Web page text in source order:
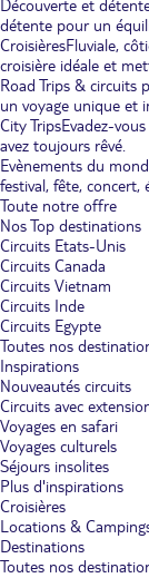
Découverte et
détente pour un
CroisièresFluviale,
croisière idéale et
Road Trips & circuits
un voyage unique et
City TripsEvadez-
avez toujours rêvé.
Evènements du
festival, fête, concert,
Toute notre offre
Nos Top destinations
Circuits Etats-Unis
Circuits Canada
Circuits Vietnam
Circuits Inde
Circuits Egypte
Toutes nos
Inspirations
Nouveautés circuits
Circuits avec
Voyages en safari
Voyages culturels
Séjours insolites
Plus d'inspirations
Croisières
Locations &
Destinations
Toutes nos